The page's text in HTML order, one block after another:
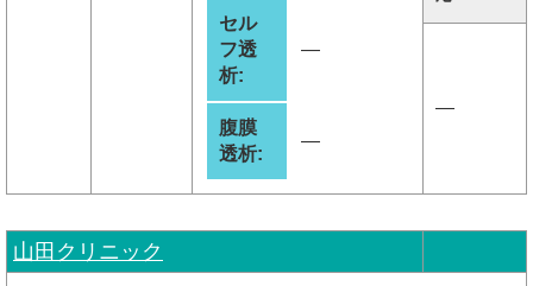
セル
フ透
析:
―
腹膜
透析:
―
―
山田クリニック